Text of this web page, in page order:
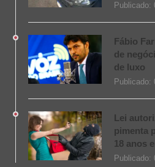
Publicado:
Fábio
de
de luxo
Publicado:
Lei
pimenta
18 anos
Publicado: